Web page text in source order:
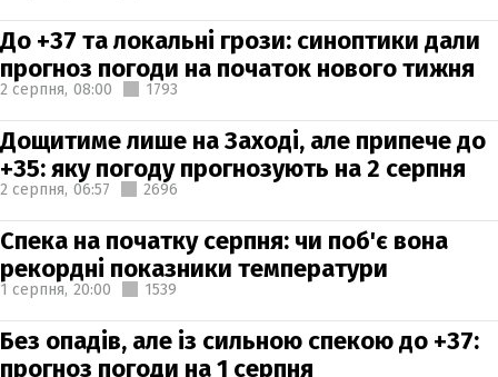
До +37 та локальні грози: синоптики дали
прогноз погоди на початок нового тижня
2 серпня, 08:00 1793
Дощитиме лише на Заході, але припече до
+35: яку погоду прогнозують на 2 серпня
2 серпня, 06:57 2696
Спека на початку серпня: чи поб'є вона
рекордні показники температури
1 серпня, 20:00 1539
Без опадів, але із сильною спекою до +37:
прогноз погоди на 1 серпня